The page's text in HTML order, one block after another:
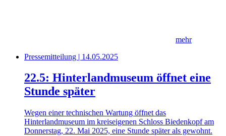
mehr
Pressemitteilung | 14.05.2025
22.5: Hinterlandmuseum öffnet eine
Stunde später
Wegen einer technischen Wartung öffnet das
Hinterlandmuseum im kreiseigenen Schloss Biedenkopf am
Donnerstag, 22. Mai 2025, eine Stunde später als gewohnt.